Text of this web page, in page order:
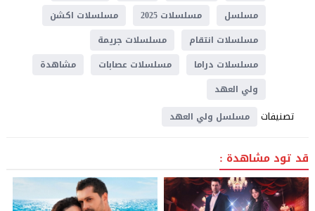
مسلسل
مسلسلات 2025
مسلسلات اكشن
مسلسلات انتقام
مسلسلات جريمة
مسلسلات دراما
مسلسلات عصابات
مشاهدة
ولي العهد
تصنيفات مسلسل ولي العهد
قد تود مشاهدة :